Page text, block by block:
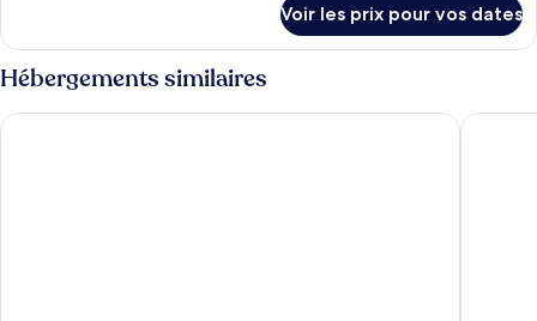
le
type
de
Chambre
Voir les prix pour vos dates
Hébergements similaires
Divalux Resort & Spa Bangkok, Suvarnabhumi AirportSiam